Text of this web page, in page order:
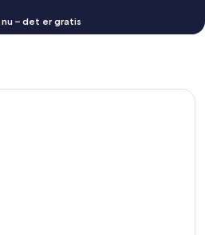
– det er gratis